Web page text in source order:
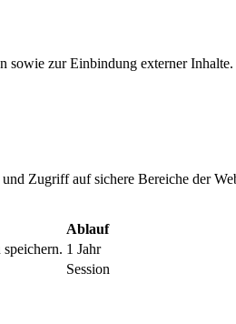
zur Einbindung externer
Zugriff auf sichere Bereiche der
Ablauf
1 Jahr
Session